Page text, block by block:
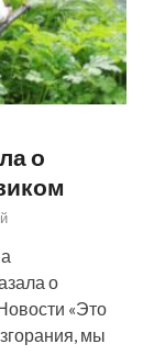
о
о
«Это
мы